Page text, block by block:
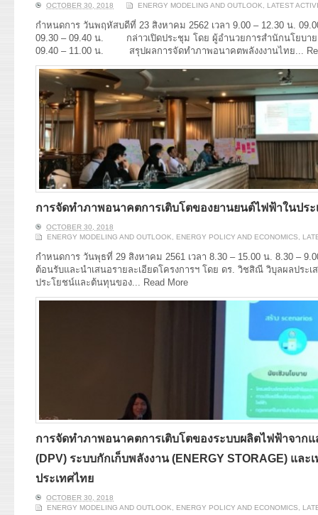
OCTOBER 30, 2018 ENERGY MODELING AND OUTLOOK, LATEST
กำหนดการ วันพฤหัสบดีที่ 23 สิงหาคม 2562 เวลา 9.00 – 12.30 น.
09.30 – 09.40 น. กล่าวเปิดประชุม โดย ผู้อำนวยการสำนักนโยบาย
09.40 – 11.00 น. สรุปผลการจัดทำภาพอนาคตพลังงงานไทย...
การจัดทำภาพอนาคตการเติบโตของยานยนต์ไฟฟ้าในประ
OCTOBER 30, 2018
ENERGY MODELING AND OUTLOOK
ENERGY POLICY AND ECONOMICS
กำหนดการ วันพุธที่ 29 สิงหาคม 2561 เวลา 8.30 – 15.00 น. 8.30 –
ต้อนรับและนำเสนอรายละเอียดโครงการฯ โดย ดร. วิชสิณี วิบุลผลประเ
ประโยชน์และต้นทุนของ...
Read More
การจัดทำภาพอนาคตการเติบโตของระบบผลิตไฟฟ้าจาก
(DPV) ระบบกักเก็บพลังงาน (ENERGY STORAGE) และ
ประเทศไทย
OCTOBER 30, 2018
ENERGY MODELING AND OUTLOOK, ENERGY POLICY AND ECONOMICS,